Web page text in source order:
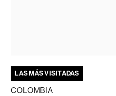
LAS MÁS VISITADAS
COLOMBIA